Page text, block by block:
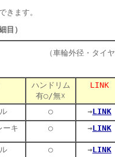
きます。
）
・タイヤ
ハンドリム
有○/無☓
LINK
○ →LINK
ーキ
○ →LINK
○ →LINK